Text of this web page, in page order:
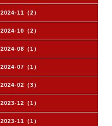
2024-11（2）
2024-10（2）
2024-08（1）
2024-07（1）
2024-02（3）
2023-12（1）
2023-11（1）